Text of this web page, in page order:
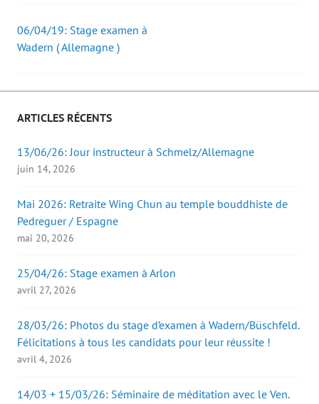
Post
06/04/19: Stage examen à
Wadern ( Allemagne )
ARTICLES RÉCENTS
13/06/26: Jour instructeur à Schmelz/Allemagne
juin 14, 2026
Mai 2026: Retraite Wing Chun au temple bouddhiste de
Pedreguer / Espagne
mai 20, 2026
25/04/26: Stage examen à Arlon
avril 27, 2026
28/03/26: Photos du stage d’examen à Wadern/Büschfeld.
Félicitations à tous les candidats pour leur réussite !
avril 4, 2026
14/03 + 15/03/26: Séminaire de méditation avec le Ven.